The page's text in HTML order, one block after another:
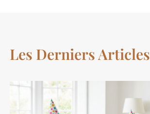
Les Derniers Articles